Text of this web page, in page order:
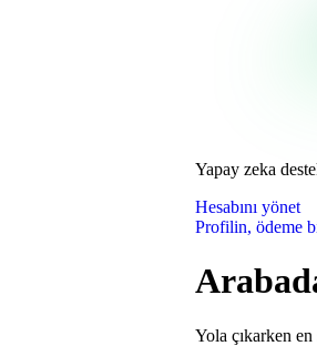
Yapay zeka
Hesabını yönet
Profilin, ödeme
Yola çıkarken